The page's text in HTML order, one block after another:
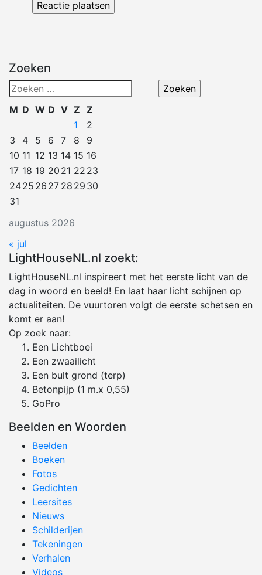
Zoeken
Zoeken
naar:
augustus 2026
M D W D V Z Z
1
2
3
4 5 6 7 8
9
10 11 12 13 14 15 16
17 18 19 20 21 22 23
2425 26 27 28 29 30
31
« jul
LightHouseNL.nl zoekt:
LightHouseNL.nl inspireert met het eerste licht van de
dag in woord en beeld! En laat haar licht schijnen op
actualiteiten. De vuurtoren volgt de eerste schetsen en
komt er aan!
Op zoek naar:
Een Lichtboei
Een zwaailicht
Een bult grond (terp)
Betonpijp (1 m.x 0,55)
GoPro
Beelden en Woorden
Beelden
Boeken
Fotos
Gedichten
Leersites
Nieuws
Schilderijen
Tekeningen
Verhalen
Videos